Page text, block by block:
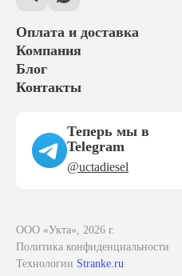
Оплата и доставка
Компания
Блог
Контакты
Теперь мы в
Telegram
@uctadiesel
ООО «Укта», 2026 г.
Политика конфиденциальности
Технологии Stranke.ru